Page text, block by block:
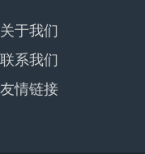
关于我们
联系我们
友情链接